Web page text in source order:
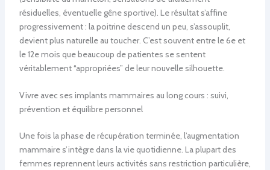
résiduelles, éventuelle gêne sportive). Le résultat s’affine
progressivement : la poitrine descend un peu, s’assouplit,
devient plus naturelle au toucher. C’est souvent entre le 6e et
le 12e mois que beaucoup de patientes se sentent
véritablement “appropriées” de leur nouvelle silhouette.
Vivre avec ses implants mammaires au long cours : suivi,
prévention et équilibre personnel
Une fois la phase de récupération terminée, l’augmentation
mammaire s’intègre dans la vie quotidienne. La plupart des
femmes reprennent leurs activités sans restriction particulière,